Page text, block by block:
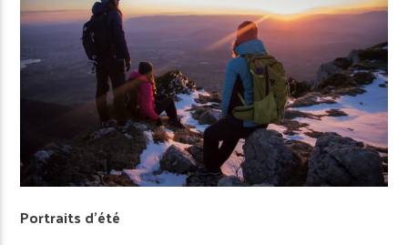
Portraits d’été